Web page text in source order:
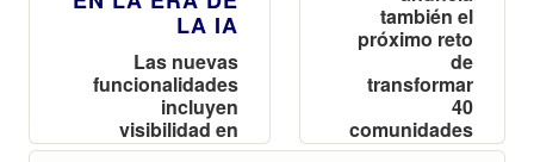
LA IA
Las nuevas
funcionalidades
incluyen
visibilidad en
tiempo real de la
también el
próximo reto
de
transformar
40
comunidades
durante la